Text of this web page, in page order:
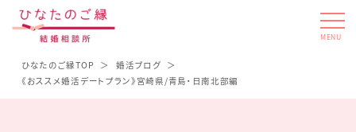
MENU
ひなたのご縁TOP
婚活ブログ
《おススメ婚活デートプラン》宮崎県/青島・日南北部編